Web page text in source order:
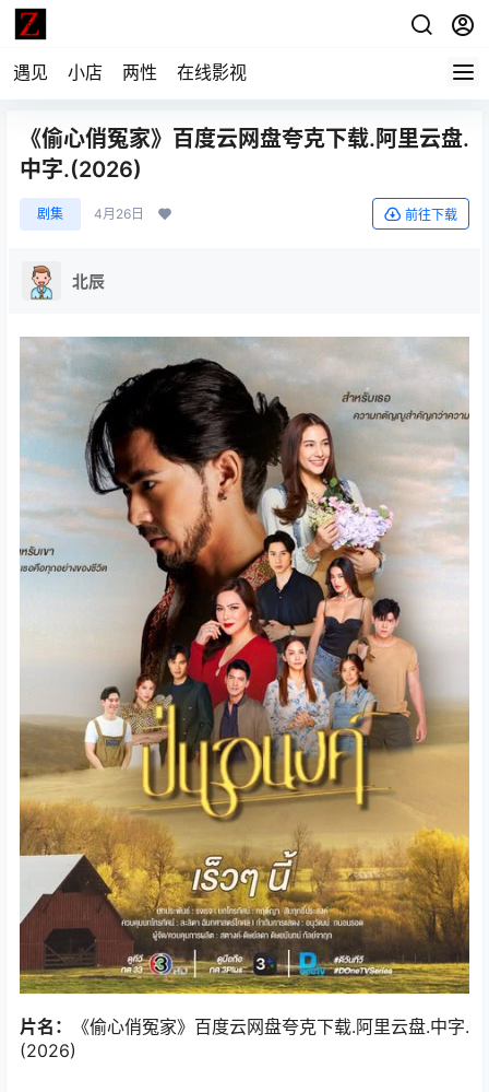
遇见 小店 两性 在线影视
《偷心俏冤家》百度云网盘夸克下载.阿里云盘.
中字.(2026)
剧集 4月26日 前往下载
北辰
片名：
《偷心俏冤家》百度云网盘夸克下载.阿里云盘.中字.
(2026)